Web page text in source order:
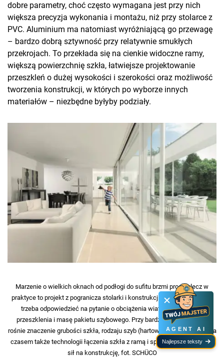
dobre parametry, choć często wymagana jest przy nich
większa precyzja wykonania i montażu, niż przy stolarce z
PVC. Aluminium ma natomiast wyróżniającą go przewagę
– bardzo dobrą sztywność przy relatywnie smukłych
przekrojach. To przekłada się na cienkie widoczne ramy,
większą powierzchnię szkła, łatwiejsze projektowanie
przeszkleń o dużej wysokości i szerokości oraz możliwość
tworzenia konstrukcji, w których po wyborze innych
materiałów – niezbędne byłyby podziały.
Marzenie o wielkich oknach od podłogi do sufitu brzmi prosto, lecz w
praktyce to projekt z pogranicza stolarki i konstrukcji budynku. Najpierw
trzeba odpowiedzieć na pytanie o obciążenia wiatrem, wysokość
przeszklenia i masę pakietu szybowego. Przy bardzo dużych taflach,
rośnie znaczenie grubości szkła, rodzaju szyb (hartowane, laminowane), a
czasem także technologii łączenia szkła z ramą i sposobu przenoszenia
sił na konstrukcję, fot. SCHÜCO
AGENT AI
Najlepsze teksty